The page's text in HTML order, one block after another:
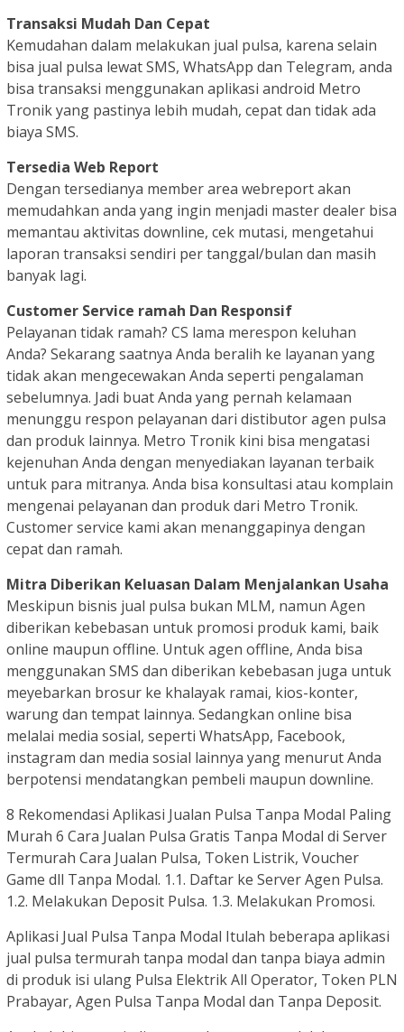
Transaksi Mudah Dan Cepat
Kemudahan dalam melakukan jual pulsa, karena selain
bisa jual pulsa lewat SMS, WhatsApp dan Telegram, anda
bisa transaksi menggunakan aplikasi android Metro
Tronik yang pastinya lebih mudah, cepat dan tidak ada
biaya SMS.
Tersedia Web Report
Dengan tersedianya member area webreport akan
memudahkan anda yang ingin menjadi master dealer bisa
memantau aktivitas downline, cek mutasi, mengetahui
laporan transaksi sendiri per tanggal/bulan dan masih
banyak lagi.
Customer Service ramah Dan Responsif
Pelayanan tidak ramah? CS lama merespon keluhan
Anda? Sekarang saatnya Anda beralih ke layanan yang
tidak akan mengecewakan Anda seperti pengalaman
sebelumnya. Jadi buat Anda yang pernah kelamaan
menunggu respon pelayanan dari distibutor agen pulsa
dan produk lainnya. Metro Tronik kini bisa mengatasi
kejenuhan Anda dengan menyediakan layanan terbaik
untuk para mitranya. Anda bisa konsultasi atau komplain
mengenai pelayanan dan produk dari Metro Tronik.
Customer service kami akan menanggapinya dengan
cepat dan ramah.
Mitra Diberikan Keluasan Dalam Menjalankan Usaha
Meskipun bisnis jual pulsa bukan MLM, namun Agen
diberikan kebebasan untuk promosi produk kami, baik
online maupun offline. Untuk agen offline, Anda bisa
menggunakan SMS dan diberikan kebebasan juga untuk
meyebarkan brosur ke khalayak ramai, kios-konter,
warung dan tempat lainnya. Sedangkan online bisa
melalai media sosial, seperti WhatsApp, Facebook,
instagram dan media sosial lainnya yang menurut Anda
berpotensi mendatangkan pembeli maupun downline.
8 Rekomendasi Aplikasi Jualan Pulsa Tanpa Modal Paling
Murah 6 Cara Jualan Pulsa Gratis Tanpa Modal di Server
Termurah Cara Jualan Pulsa, Token Listrik, Voucher
Game dll Tanpa Modal. 1.1. Daftar ke Server Agen Pulsa.
1.2. Melakukan Deposit Pulsa. 1.3. Melakukan Promosi.
Aplikasi Jual Pulsa Tanpa Modal Itulah beberapa aplikasi
jual pulsa termurah tanpa modal dan tanpa biaya admin
di produk isi ulang Pulsa Elektrik All Operator, Token PLN
Prabayar, Agen Pulsa Tanpa Modal dan Tanpa Deposit.